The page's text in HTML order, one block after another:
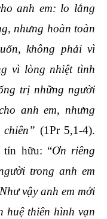
anh em: lo lắng
nhưng hoàn toàn
không phải vì
vì lòng nhiệt tình
trị những người
anh em, nhưng
(1Pr 5,1-4).
tín hữu: “Ơn riêng
trong anh em
vậy anh em mới
huệ thiên hình vạn